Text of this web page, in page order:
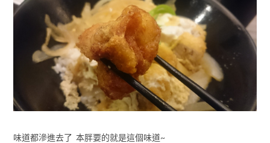
味道都滲進去了 本胖要的就是這個味道~